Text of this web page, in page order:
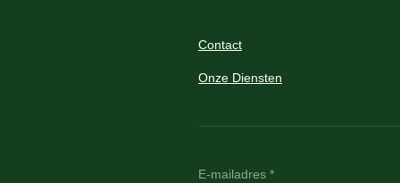
Contact
Onze Diensten
E-mailadres *